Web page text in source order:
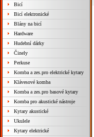
Bicí
Bicí elektronické
Blány na bicí
Hardware
Hudební dárky
Činely
Perkuse
Komba a zes.pro elektrické kytary
Klávesové komba
Komba a zes.pro basové kytary
Komba pro akustické nástroje
Kytary akustické
Ukulele
Kytary elektrické